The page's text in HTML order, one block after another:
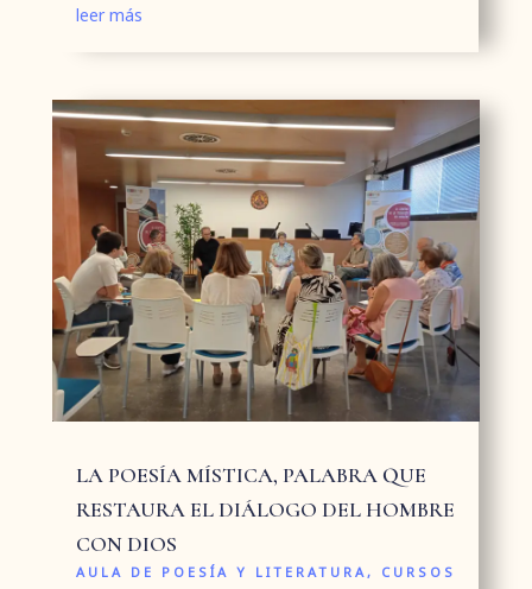
leer más
LA POESÍA MÍSTICA, PALABRA QUE
RESTAURA EL DIÁLOGO DEL HOMBRE
CON DIOS
AULA DE POESÍA Y LITERATURA, CURSOS